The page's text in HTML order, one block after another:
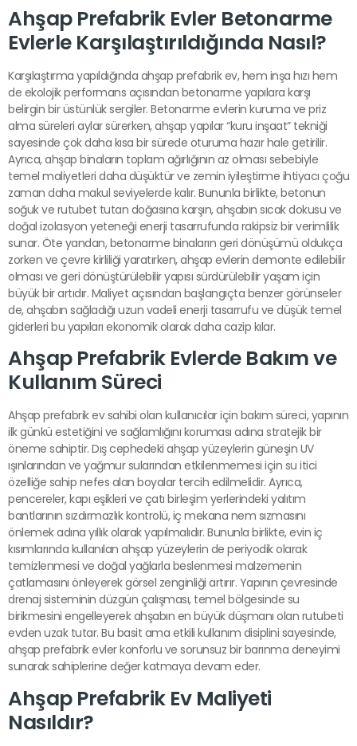
Ahşap Prefabrik Evler Betonarme
Evlerle Karşılaştırıldığında Nasıl?
Karşılaştırma yapıldığında ahşap prefabrik ev, hem inşa hızı hem
de ekolojik performans açısından betonarme yapılara karşı
belirgin bir üstünlük sergiler. Betonarme evlerin kuruma ve priz
alma süreleri aylar sürerken, ahşap yapılar “kuru inşaat” tekniği
sayesinde çok daha kısa bir sürede oturuma hazır hale getirilir.
Ayrıca, ahşap binaların toplam ağırlığının az olması sebebiyle
temel maliyetleri daha düşüktür ve zemin iyileştirme ihtiyacı çoğu
zaman daha makul seviyelerde kalır. Bununla birlikte, betonun
soğuk ve rutubet tutan doğasına karşın, ahşabın sıcak dokusu ve
doğal izolasyon yeteneği enerji tasarrufunda rakipsiz bir verimlilik
sunar. Öte yandan, betonarme binaların geri dönüşümü oldukça
zorken ve çevre kirliliği yaratırken, ahşap evlerin demonte edilebilir
olması ve geri dönüştürülebilir yapısı sürdürülebilir yaşam için
büyük bir artıdır. Maliyet açısından başlangıçta benzer görünseler
de, ahşabın sağladığı uzun vadeli enerji tasarrufu ve düşük temel
giderleri bu yapıları ekonomik olarak daha cazip kılar.
Ahşap Prefabrik Evlerde Bakım ve
Kullanım Süreci
Ahşap prefabrik ev sahibi olan kullanıcılar için bakım süreci, yapının
ilk günkü estetiğini ve sağlamlığını koruması adına stratejik bir
öneme sahiptir. Dış cephedeki ahşap yüzeylerin güneşin UV
ışınlarından ve yağmur sularından etkilenmemesi için su itici
özelliğe sahip nefes alan boyalar tercih edilmelidir. Ayrıca,
pencereler, kapı eşikleri ve çatı birleşim yerlerindeki yalıtım
bantlarının sızdırmazlık kontrolü, iç mekana nem sızmasını
önlemek adına yıllık olarak yapılmalıdır. Bununla birlikte, evin iç
kısımlarında kullanılan ahşap yüzeylerin de periyodik olarak
temizlenmesi ve doğal yağlarla beslenmesi malzemenin
çatlamasını önleyerek görsel zenginliği artırır. Yapının çevresinde
drenaj sisteminin düzgün çalışması, temel bölgesinde su
birikmesini engelleyerek ahşabın en büyük düşmanı olan rutubeti
evden uzak tutar. Bu basit ama etkili kullanım disiplini sayesinde,
ahşap prefabrik evler konforlu ve sorunsuz bir barınma deneyimi
sunarak sahiplerine değer katmaya devam eder.
Ahşap Prefabrik Ev Maliyeti
Nasıldır?